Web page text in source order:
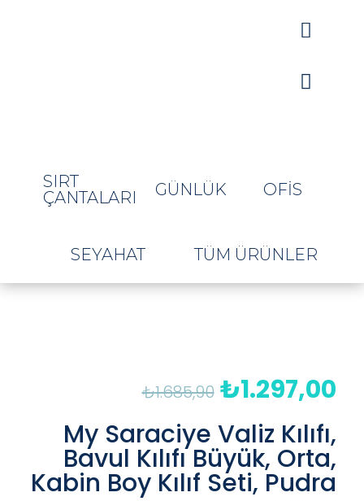


SIRT
ÇANTALARI
GÜNLÜK OFIS
SEYAHAT TÜM ÜRÜNLER
₺1.685,90 Orijinal
fiyat:
₺1.685,90.
₺1.297,00Şu
My Saraciye Valiz Kılıfı,
Bavul Kılıfı Büyük, Orta,
Kabin Boy Kılıf Seti, Pudra